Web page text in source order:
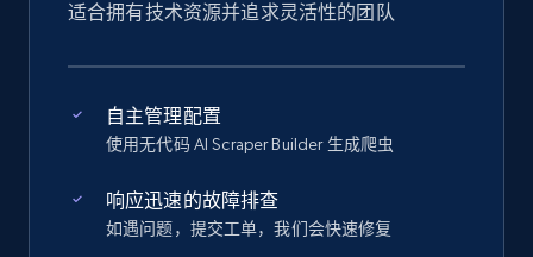
适合拥有技术资源并追求灵活性的团队
自主管理配置
使用无代码 AI Scraper Builder 生成爬虫
响应迅速的故障排查
如遇问题，提交工单，我们会快速修复